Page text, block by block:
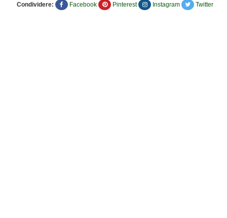
Condividere: Facebook Pinterest Instagram Twitter